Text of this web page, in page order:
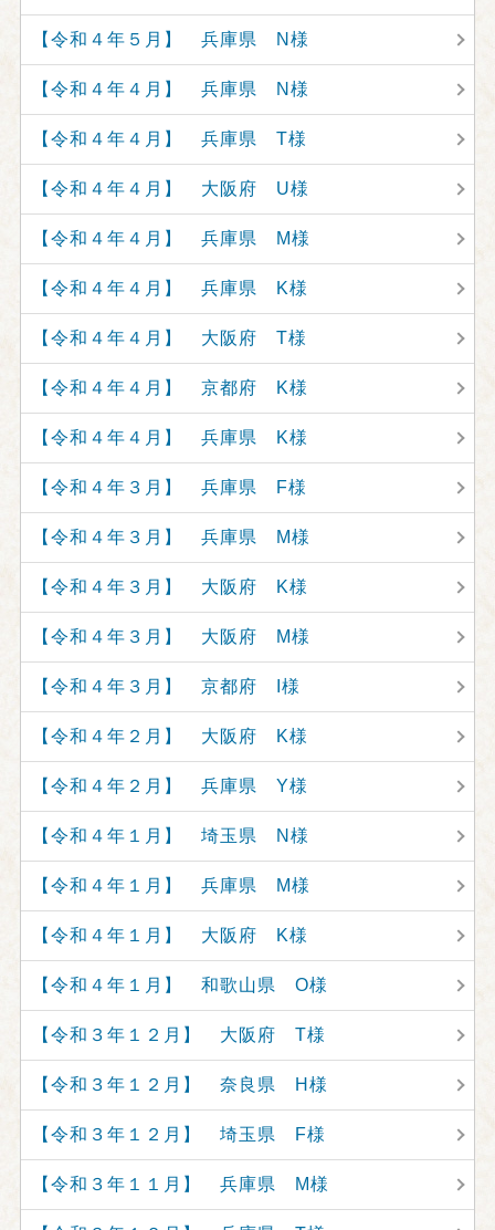
【令和４年５月】 兵庫県 N様
【令和４年４月】 兵庫県 N様
【令和４年４月】 兵庫県 T様
【令和４年４月】 大阪府 U様
【令和４年４月】 兵庫県 M様
【令和４年４月】 兵庫県 K様
【令和４年４月】 大阪府 T様
【令和４年４月】 京都府 K様
【令和４年４月】 兵庫県 K様
【令和４年３月】 兵庫県 F様
【令和４年３月】 兵庫県 M様
【令和４年３月】 大阪府 K様
【令和４年３月】 大阪府 M様
【令和４年３月】 京都府 I様
【令和４年２月】 大阪府 K様
【令和４年２月】 兵庫県 Y様
【令和４年１月】 埼玉県 N様
【令和４年１月】 兵庫県 M様
【令和４年１月】 大阪府 K様
【令和４年１月】 和歌山県 O様
【令和３年１２月】 大阪府 T様
【令和３年１２月】 奈良県 H様
【令和３年１２月】 埼玉県 F様
【令和３年１１月】 兵庫県 M様